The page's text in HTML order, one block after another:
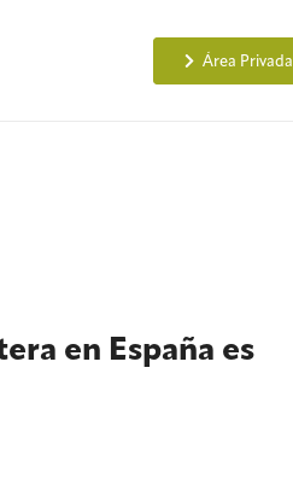
Área Privada
en España es